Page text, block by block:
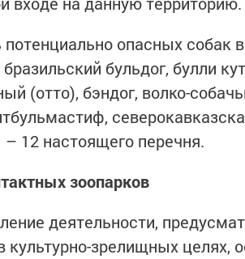
потенциально опасных собак
бульдог, булли
(отто), бэндог, волко-
– 12 настоящего перечня.
зоопарков
деятельности,
культурно-зрелищных целях,